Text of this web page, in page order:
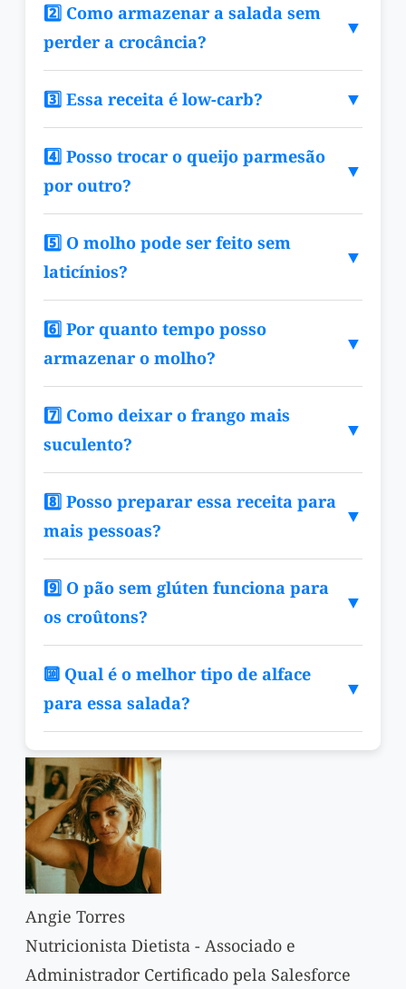
2️⃣ Como armazenar a salada sem
perder a crocância?
▼
3️⃣ Essa receita é low-carb? ▼
4️⃣ Posso trocar o queijo parmesão
por outro?
▼
5️⃣ O molho pode ser feito sem
laticínios?
▼
6️⃣ Por quanto tempo posso
armazenar o molho?
▼
7️⃣ Como deixar o frango mais
suculento?
▼
8️⃣ Posso preparar essa receita para
mais pessoas?
▼
9️⃣ O pão sem glúten funciona para
os croûtons?
▼
🔟 Qual é o melhor tipo de alface
para essa salada?
▼
Angie Torres
Nutricionista Dietista - Associado e
Administrador Certificado pela Salesforce